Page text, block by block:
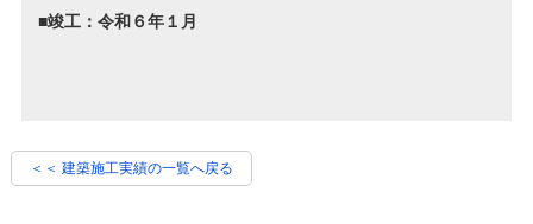
■竣工：令和６年１月
＜＜ 建築施工実績の一覧へ戻る